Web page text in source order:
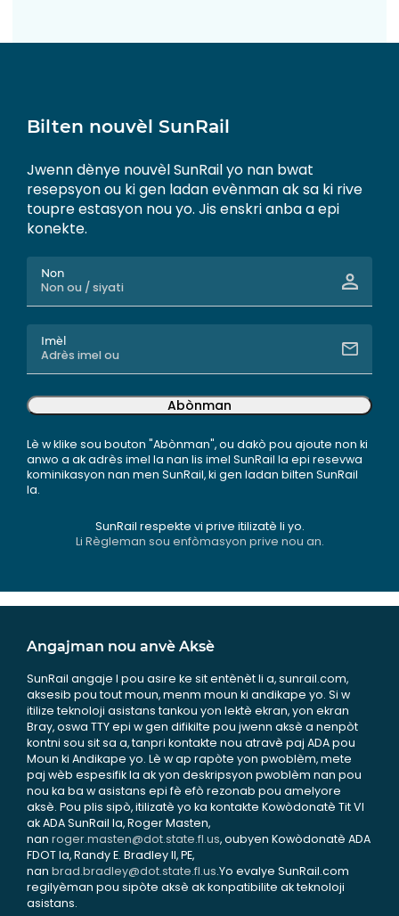
Bilten nouvèl SunRail
Jwenn dènye nouvèl SunRail yo nan bwat
resepsyon ou ki gen ladan evènman ak sa ki rive
toupre estasyon nou yo. Jis enskri anba a epi
konekte.
Non
Imèl
Abònman
Lè w klike sou bouton "Abònman", ou dakò pou ajoute non ki
anwo a ak adrès imel la nan lis imel SunRail la epi resevwa
kominikasyon nan men SunRail, ki gen ladan bilten SunRail
la.
SunRail respekte vi prive itilizatè li yo.
Li Règleman sou enfòmasyon prive nou an.
Angajman nou anvè Aksè
SunRail angaje l pou asire ke sit entènèt li a, sunrail.com,
aksesib pou tout moun, menm moun ki andikape yo. Si w
itilize teknoloji asistans tankou yon lektè ekran, yon ekran
Bray, oswa TTY epi w gen difikilte pou jwenn aksè a nenpòt
kontni sou sit sa a, tanpri kontakte nou atravè paj ADA pou
Moun ki Andikape yo. Lè w ap rapòte yon pwoblèm, mete
paj wèb espesifik la ak yon deskripsyon pwoblèm nan pou
nou ka ba w asistans epi fè efò rezonab pou amelyore
aksè. Pou plis sipò, itilizatè yo ka kontakte Kowòdonatè Tit VI
ak ADA SunRail la, Roger Masten,
nan roger.masten@dot.state.fl.us, oubyen Kowòdonatè ADA
FDOT la, Randy E. Bradley II, PE,
nan brad.bradley@dot.state.fl.us.Yo evalye SunRail.com
regilyèman pou sipòte aksè ak konpatibilite ak teknoloji
asistans.